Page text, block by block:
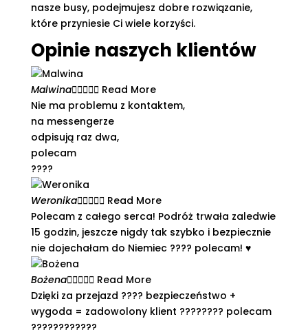
nasze busy, podejmujesz dobre rozwiązanie,
które przyniesie Ci wiele korzyści.
Opinie naszych klientów
Malwina Read More
Nie ma problemu z kontaktem,
na messengerze
odpisują raz dwa,
polecam
????
Weronika Read More
Polecam z całego serca! Podróż trwała zaledwie
15 godzin, jeszcze nigdy tak szybko i bezpiecznie
nie dojechałam do Niemiec ???? polecam! ♥️
Bożena Read More
Dzięki za przejazd ???? bezpieczeństwo +
wygoda = zadowolony klient ???????? polecam
????????????